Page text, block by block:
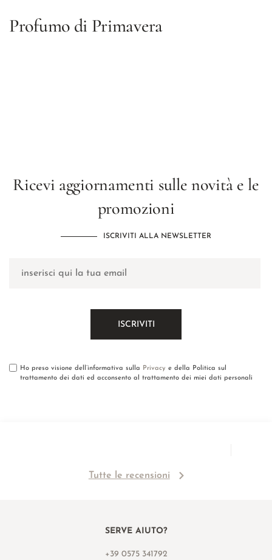
Profumo di Primavera
Ricevi aggiornamenti sulle novità e le
promozioni
ISCRIVITI ALLA NEWSLETTER
Ho preso visione dell’informativa sulla Privacy e della Politica sul
trattamento dei dati ed acconsento al trattamento dei miei dati personali
Tutte le recensioni
SERVE AIUTO?
+39 0575 341792